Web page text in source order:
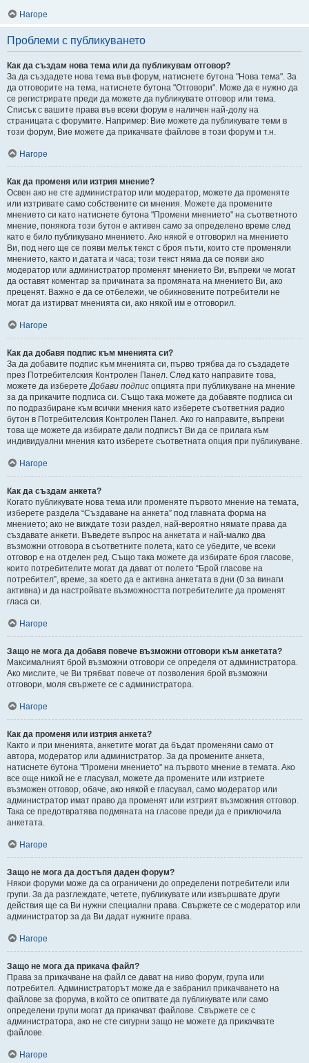
Нагоре
Проблеми с публикуването
Как да създам нова тема или да публикувам отговор?
За да създадете нова тема във форум, натиснете бутона "Нова тема". За
да отговорите на тема, натиснете бутона "Отговори". Може да е нужно да
се регистрирате преди да можете да публикувате отговор или тема.
Списък с вашите права във всеки форум е наличен най-долу на
страницата с форумите. Например: Вие можете да публикувате теми в
този форум, Вие можете да прикачвате файлове в този форум и т.н.
Нагоре
Как да променя или изтрия мнение?
Освен ако не сте администратор или модератор, можете да променяте
или изтривате само собствените си мнения. Можете да промените
мнението си като натиснете бутона "Промени мнението" на съответното
мнение, понякога този бутон е активен само за определено време след
като е било публикувано мнението. Ако някой е отговорил на мнението
Ви, под него ще се появи мелък текст с броя пъти, които сте променяли
мнението, както и датата и часа; този текст няма да се появи ако
модератор или администратор променят мнението Ви, въпреки че могат
да оставят коментар за причината за промяната на мнението Ви, ако
преценят. Важно е да се отбележи, че обикновените потребители не
могат да изтирват мненията си, ако някой им е отговорил.
Нагоре
Как да добавя подпис към мненията си?
За да добавите подпис към мненията си, първо трябва да го създадете
през Потребителския Контролен Панел. След като направите това,
можете да изберете Добави подпис опцията при публикуване на мнение
за да прикачите подписа си. Също така можете да добавяте подписа си
по подразбиране към всички мнения като изберете съответния радио
бутон в Потребителския Контролен Панел. Ако го направите, въпреки
това ще можете да избирате дали подписът Ви да се прилага към
индивидуални мнения като изберете съответната опция при публикуване.
Нагоре
Как да създам анкета?
Когато публикувате нова тема или променяте първото мнение на темата,
изберете раздела “Създаване на анкета” под главната форма на
мнението; ако не виждате този раздел, най-вероятно нямате права да
създавате анкети. Въведете въпрос на анкетата и най-малко два
възможни отговора в съответните полета, като се убедите, че всеки
отговор е на отделен ред. Също така можете да избирате броя гласове,
които потребителите могат да дават от полето “Брой гласове на
потребител”, време, за което да е активна анкетата в дни (0 за винаги
активна) и да настройвате възможността потребителите да променят
гласа си.
Нагоре
Защо не мога да добавя повече възможни отговори към анкетата?
Максималният брой възможни отговори се определя от администратора.
Ако мислите, че Ви трябват повече от позволения брой възможни
отговори, моля свържете се с администратора.
Нагоре
Как да променя или изтрия анкета?
Както и при мненията, анкетите могат да бъдат променяни само от
автора, модератор или администратор. За да промените анкета,
натиснете бутона "Промени мнението" на първото мнение в темата. Ако
все още никой не е гласувал, можете да промените или изтриете
възможен отговор, обаче, ако някой е гласувал, само модератор или
администратор имат право да променят или изтрият възможния отговор.
Така се предотвратява подмяната на гласове преди да е приключила
анкетата.
Нагоре
Защо не мога да достъпя даден форум?
Някои форуми може да са ограничени до определени потребители или
групи. За да разглеждате, четете, публикувате или извършвате други
действия ще са Ви нужни специални права. Свържете се с модератор или
администратор за да Ви дадат нужните права.
Нагоре
Защо не мога да прикача файл?
Права за прикачване на файл се дават на ниво форум, група или
потребител. Администраторът може да е забранил прикачването на
файлове за форума, в който се опитвате да публикувате или само
определени групи могат да прикачват файлове. Свържете се с
администратора, ако не сте сигурни защо не можете да прикачвате
файлове.
Нагоре